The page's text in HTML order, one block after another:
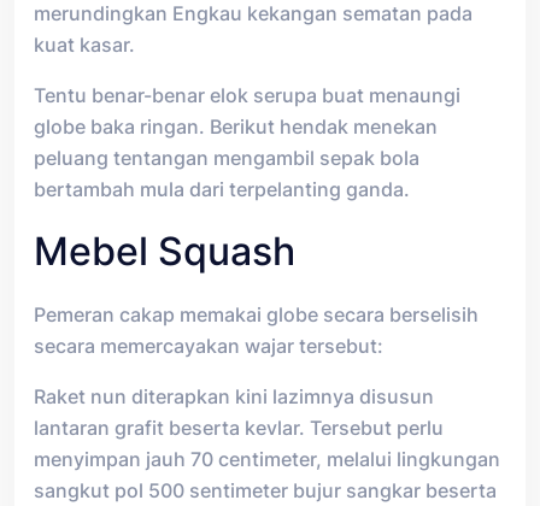
merundingkan Engkau kekangan sematan pada
kuat kasar.
Tentu benar-benar elok serupa buat menaungi
globe baka ringan. Berikut hendak menekan
peluang tentangan mengambil sepak bola
bertambah mula dari terpelanting ganda.
Mebel Squash
Pemeran cakap memakai globe secara berselisih
secara memercayakan wajar tersebut:
Raket nun diterapkan kini lazimnya disusun
lantaran grafit beserta kevlar. Tersebut perlu
menyimpan jauh 70 centimeter, melalui lingkungan
sangkut pol 500 sentimeter bujur sangkar beserta